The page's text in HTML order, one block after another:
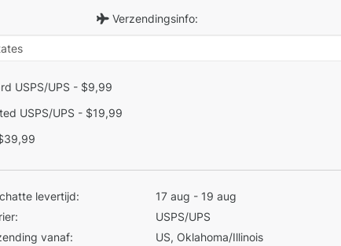
Verzendingsinfo:
USPS/UPS - $9,99
USPS/UPS - $19,99
levertijd:
17 aug - 19 aug
USPS/UPS
vanaf:
US, Oklahoma/Illinois